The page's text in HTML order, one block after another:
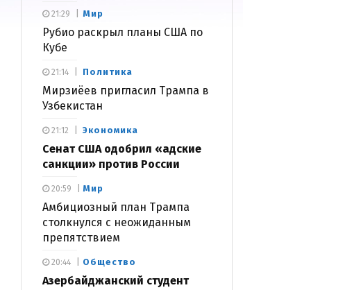
Мир
Рубио раскрыл планы США по
Кубе
21:29
Политика
Мирзиёев пригласил Трампа в
Узбекистан
21:14
Экономика
Сенат США одобрил «адские
санкции» против России
21:12
Мир
Амбициозный план Трампа
столкнулся с неожиданным
препятствием
20:59
Общество
Азербайджанский студент
20:44